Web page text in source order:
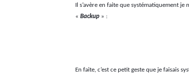
Il s’avère en faite que systématiquement
« Backup » :
En faite, c’est ce petit geste que je faisais